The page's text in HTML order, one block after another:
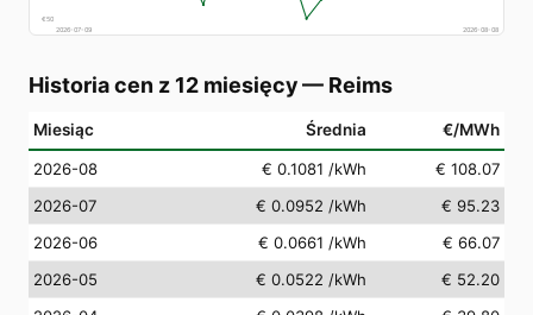
€50
2026-07-09
2026-08-08
Historia cen z 12 miesięcy— Reims
Miesiąc Średnia €/MWh
2026-08 € 0.1081 /kWh
€ 108.07
2026-07
€ 0.0952 /kWh
€ 95.23
2026-06
€ 0.0661 /kWh
€ 66.07
2026-05
€ 0.0522 /kWh
€ 52.20